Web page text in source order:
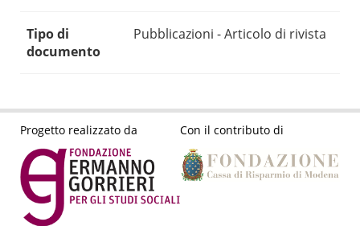
Tipo di
documento
Pubblicazioni - Articolo di rivista
Progetto realizzato da Con il contributo di